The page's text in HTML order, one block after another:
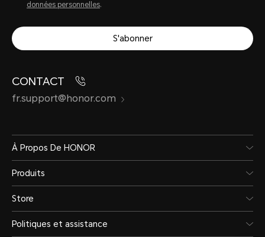
données personnelles.
S'abonner
CONTACT
fr.support@honor.com
À Propos De HONOR
Produits
Store
Politiques et assistance